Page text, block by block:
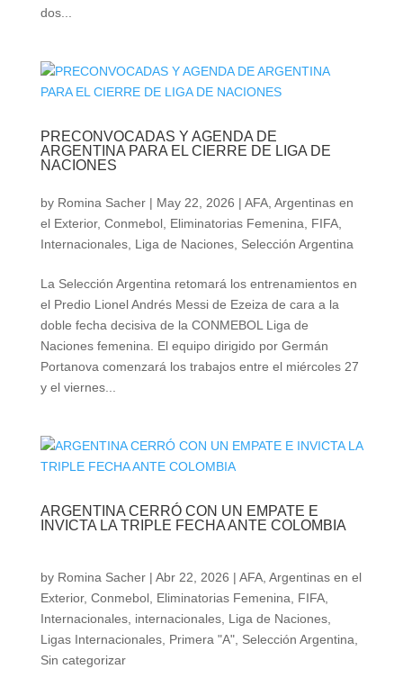
dos...
PRECONVOCADAS Y AGENDA DE
ARGENTINA PARA EL CIERRE DE LIGA DE
NACIONES
by Romina Sacher| May 22, 2026 | AFA, Argentinas en
el Exterior, Conmebol, Eliminatorias Femenina FIFA,
Internacionales, Liga de Naciones, Selección Argentina
La Selección Argentina retomará los entrenamientos en
el Predio Lionel Andrés Messi de Ezeiza de cara a la
doble fecha decisiva de la CONMEBOL Liga de
Naciones femenina. El equipo dirigido por Germán
Portanova comenzará los trabajos entre el miércoles 27
y el viernes...
ARGENTINA CERRÓ CON UN EMPATE E
INVICTA LA TRIPLE FECHA ANTE COLOMBIA
by Romina Sacher| Abr 22, 2026 | AFA, Argentinas en el
Exterior, Conmebol, Eliminatorias Femenina FIFA,
Internacionales, internacionales, Liga de Naciones,
Ligas Internacionales, Primera "A", Selección Argentina
Sin categorizar